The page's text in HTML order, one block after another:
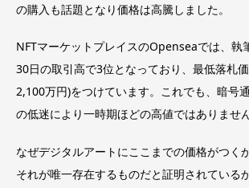
の購入も話題となり価格は高騰しました。
NFTマーケットプレイスのOpenseaでは、執
30日の取引高で3位となっており、最低落札
2,100万円)をつけています。これでも、暗号
の低迷により一時期ほどの高値ではありません
なぜデジタルアートにここまでの価格がつく
それが唯一存在するものだと証明されている